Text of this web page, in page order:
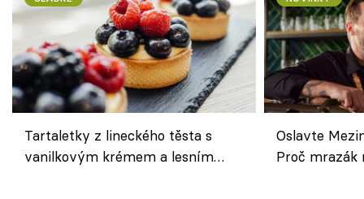
Tartaletky z lineckého těsta s
vanilkovým krémem a lesním
Oslavte
Proč